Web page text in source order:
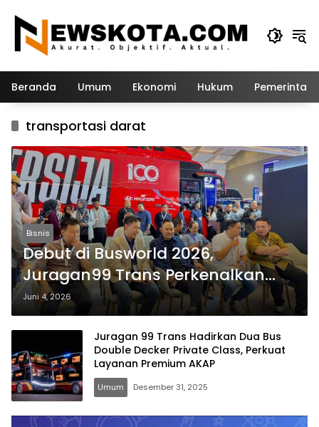
konten
Beranda Umum Ekonomi Hukum
transportasi darat
Bisnis
Debut di Busworld 2026,
Juragan99 Trans Perkenalkan
Bus Premium Berfitur Bioskop
Berjalan
Juni 4, 2026
Juragan 99 Trans Hadirkan Dua Bus
Double Decker Private Class, Perkuat
Layanan Premium AKAP
Umum Desember 31, 2025